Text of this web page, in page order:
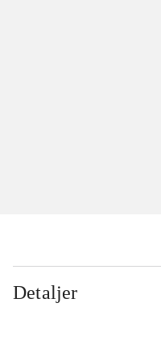
Detaljer